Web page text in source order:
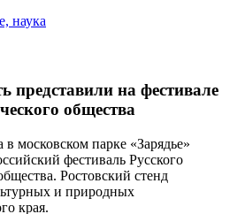
наука
представили на фестивале
общества
в московском парке «Зарядье»
фестиваль Русского
Ростовский стенд
и природных
края.